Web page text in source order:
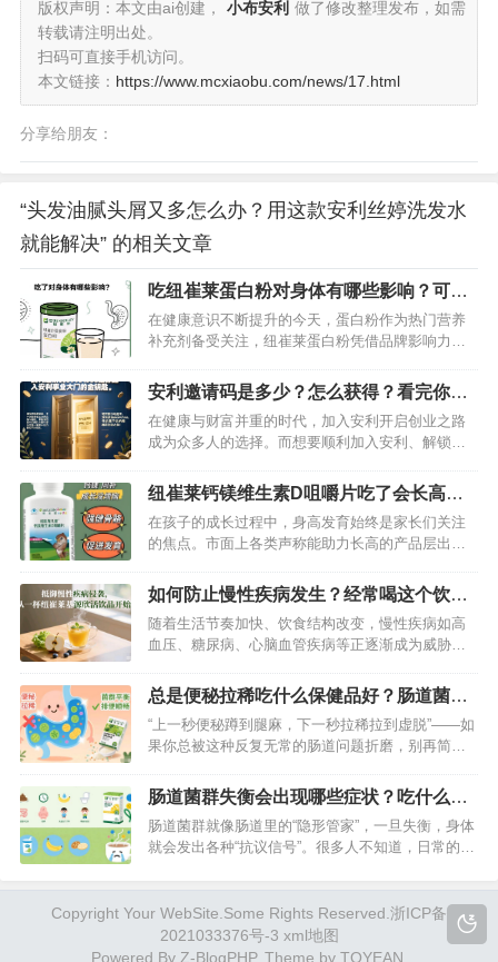
版权声明：本文由ai创建，
小布安利 做了修改整理发布，如需
转载请注明出处。
扫码可直接手机访问。
本文链接： https://www.mcxiaobu.com/news/17.html
分享给朋友：
“头发油腻头屑又多怎么办？用这款安利丝婷洗发水
就能解决” 的相关文章
吃纽崔莱蛋白粉对身体有哪些影响？可以
长期吃下去吗？
在健康意识不断提升的今天，蛋白粉作为热门营养
补充剂备受关注，纽崔莱蛋白粉凭借品牌影响力，
竟会对身体产生哪些影响？长期食用是否安全可
行？这是许多人心中的疑问。下面将从科学角度为
你详细解读。…
安利邀请码是多少？怎么获得？看完你就
知道了
在健康与财富并重的时代，加入安利开启创业之路
成为众多人的选择。而想要顺利加入安利、解锁丰
——安利邀请码69931366。这组数字不仅是注册的
重要凭证，更是你链接优质资源、实现事业突破的
起点。…
纽崔莱钙镁维生素D咀嚼片吃了会长高
吗？我来为你详细揭秘
在孩子的成长过程中，身高发育始终是家长们关注
的焦点。市面上各类声称能助力长高的产品层出不
满怀期待，希望这款产品能成为孩子长高的“秘密武
器”。那么，吃了纽崔莱维生素D咀嚼片真的会长高
吗？接下来就为你深入揭秘。…
如何防止慢性疾病发生？经常喝这个饮料
就可以了
随着生活节奏加快、饮食结构改变，慢性疾病如高
血压、糖尿病、心脑血管疾病等正逐渐成为威胁人
旦患病往往难以根治。与其在病痛中挣扎，不如主
动出击，将预防做到位。除了养成健康生活方式，
科学的营养补充也是关键——纽崔莱基源欣活饮
品，正是帮助我们筑牢健康防线的得力…
总是便秘拉稀吃什么保健品好？肠道菌群
问题吃这款益生菌
“上一秒便秘蹲到腿麻，下一秒拉稀拉到虚脱”——如
果你总被这种反复无常的肠道问题折磨，别再简单
菌群失衡发出的信号。想要从根源改善，补充优质
益生菌是关键，而纽崔莱纤盈植萃益生菌，就是专
为调节肠道菌群、缓解肠道不适设计的理想选择。
…
肠道菌群失衡会出现哪些症状？吃什么能
改善？
肠道菌群就像肠道里的“隐形管家”，一旦失衡，身体
就会发出各种“抗议信号”。很多人不知道，日常的一
是纽崔莱纤盈植萃益生菌，能针对性帮你重建肠道
平衡。…
Copyright Your WebSite.Some Rights Reserved. 浙ICP备
2021033376号-3 xml地图
Powered By Z-BlogPHP. Theme by TOYEAN